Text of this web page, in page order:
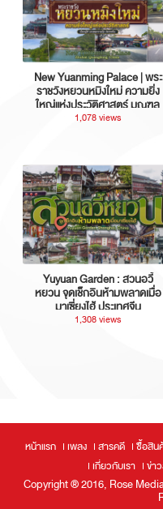
New Yuanming Palace | พระ
ราชวังหยวนหมิงใหม่ ความยิ่ง
ใหญ่แห่งประวัติศาสตร์ มณฑล
กวางตุ้ง ประเทศจีน
1,078 views
Yuyuan Garden : สวนอวี้
หยวน จุดเช็กอินห้ามพลาดเมื่อ
มาเซี่ยงไฮ้ ประเทศจีน
1,308 views
หน้าแรก เพลง สารคดี ซื้อสิน
เกี่ยวกับเรา
ข่า
Copyright ® 2016, Rose